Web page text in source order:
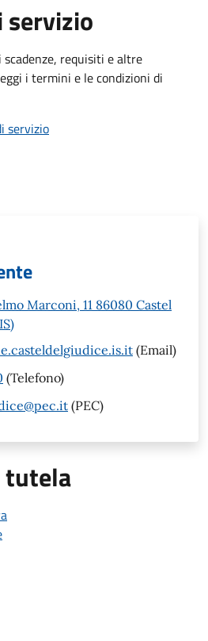
servizio
requisiti e altre
i termini e le condizioni di
servizio
Marconi, 11 86080 Castel
(Email)
(Telefono)
(PEC)